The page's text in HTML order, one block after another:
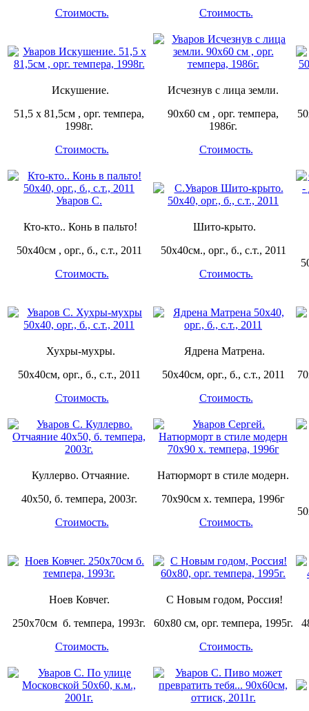
Стоимость.
Стоимость.
Искушение.
51,5 х 81,5см , орг. темпера,
1998г.
Стоимость.
Исчезнув с лица земли.
90х60 см , орг. темпера,
1986г.
Стоимость.
Кто-кто.. Конь в пальто!
50х40см , орг., б., с.т., 2011
Стоимость.
Шито-крыто.
50х40см., орг., б., с.т., 2011
Стоимость.
Хухры-мухры.
50х40см, орг., б., с.т., 2011
Стоимость.
Ядрена Матрена.
50х40см, орг., б., с.т., 2011
Стоимость.
Куллерво. Отчаяние.
40х50, б. темпера, 2003г.
Стоимость.
Натюрморт в стиле модерн.
70х90см х. темпера, 1996г
Стоимость.
Ноев Ковчег.
250х70см б. темпера, 1993г.
Стоимость.
С Новым годом, Россия!
60х80 см, орг. темпера, 1995г.
Стоимость.